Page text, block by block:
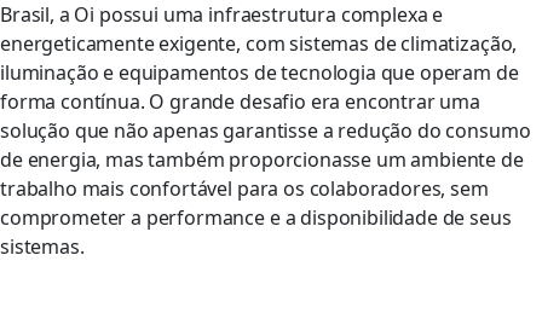
Brasil, a Oi possui uma infraestrutura complexa e
energeticamente exigente, com sistemas de climatização,
iluminação e equipamentos de tecnologia que operam de
forma contínua. O grande desafio era encontrar uma
solução que não apenas garantisse a redução do consumo
de energia, mas também proporcionasse um ambiente de
trabalho mais confortável para os colaboradores, sem
comprometer a performance e a disponibilidade de seus
sistemas.